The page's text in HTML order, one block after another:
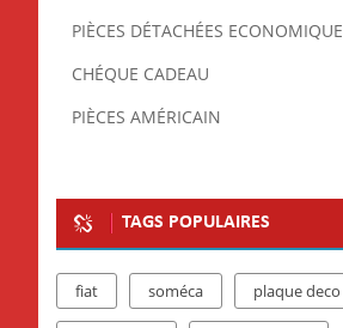
PIÈCES DÉTACHÉES ECONOMIQUE
CHÉQUE CADEAU
PIÈCES AMÉRICAIN
TAGS POPULAIRES
fiat soméca plaque deco